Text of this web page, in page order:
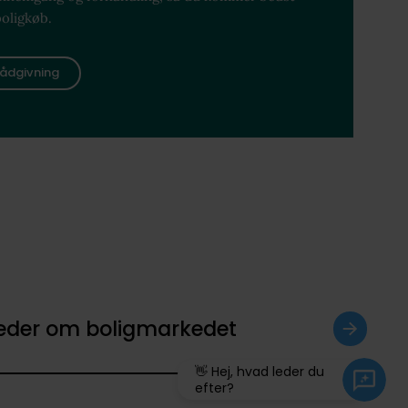
om boligmarkedet
👋 Hej, hvad leder du
efter?